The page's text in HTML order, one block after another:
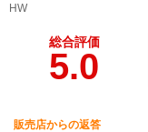
HW
総合評価
5.0
販売店からの返答